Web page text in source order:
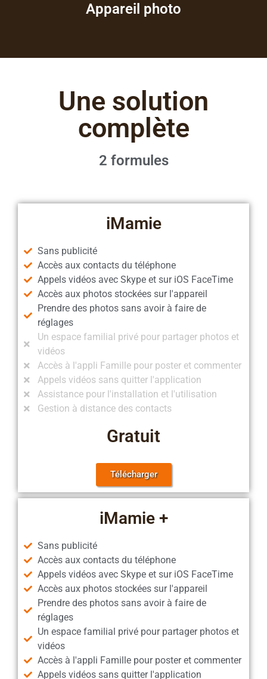
Appareil photo
Une solution
complète
2 formules
iMamie
Sans publicité
Accès aux contacts du téléphone
Appels vidéos avec Skype et sur iOS FaceTime
Accès aux photos stockées sur l'appareil
Prendre des photos sans avoir à faire de
réglages
Un espace familial privé pour partager photos et
vidéos​
Accès à l'appli Famille pour poster et commenter
Appels vidéos sans quitter l'application
Assistance pour l'installation et l'utilisation
Gestion à distance des contacts
Gratuit
Télécharger
iMamie +
Sans publicité
Accès aux contacts du téléphone
Appels vidéos avec Skype et sur iOS FaceTime
Accès aux photos stockées sur l'appareil
Prendre des photos sans avoir à faire de
réglages
Un espace familial privé pour partager photos et
vidéos​
Accès à l'appli Famille pour poster et commenter
Appels vidéos sans quitter l'application